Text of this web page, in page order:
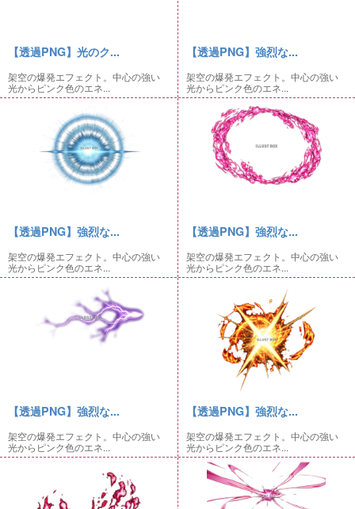
【透過PNG】光のク...
架空の爆発エフェクト。中心の強い
光からピンク色のエネ...
【透過PNG】強烈な...
架空の爆発エフェクト。中心の強い
光からピンク色のエネ...
【透過PNG】強烈な...
架空の爆発エフェクト。中心の強い
光からピンク色のエネ...
【透過PNG】強烈な...
架空の爆発エフェクト。中心の強い
光からピンク色のエネ...
【透過PNG】強烈な...
架空の爆発エフェクト。中心の強い
光からピンク色のエネ...
【透過PNG】強烈な...
架空の爆発エフェクト。中心の強い
光からピンク色のエネ...